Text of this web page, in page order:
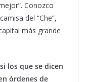
Conozco
del “Che”,
más grande
los que se dicen
órdenes de